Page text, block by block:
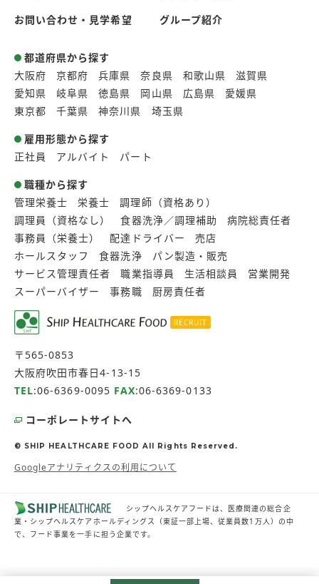
RECRUIT
〒565-0853
大阪府吹田市春日4-13-15
TEL:06-6369-0095 FAX:06-6369-0133
コーポレートサイトへ
© SHIP HEALTHCARE FOOD All Rights Reserved.
Googleアナリティクスの利用について
お問い合わせ・見学希望 グループ紹介
都道府県から探す
大阪府
京都府 兵庫県 奈良県 和歌山県
滋賀県
愛知県
岐阜県 徳島県 岡山県 広島県
愛媛県
東京都
千葉県 神奈川県 埼玉県
雇用形態から探す
正社員
アルバイト パート
職種から探す
管理栄養士
栄養士
調理師（資格あり）
調理員（資格なし）
食器洗浄／調理補助
病院総責任者
事務員（栄養士）
配達ドライバー
売店
ホールスタッフ
食器洗浄
パン製造・販売
サービス管理責任者
職業指導員 生活相談員
営業開発
スーパーバイザー
事務職 厨房責任者
シップヘルスケアフードは、医療関連の総合企
業・シップヘルスケアホールディングス（東証一部上場、従業員数1万人）の中
で、フード事業を一手に担う企業です。